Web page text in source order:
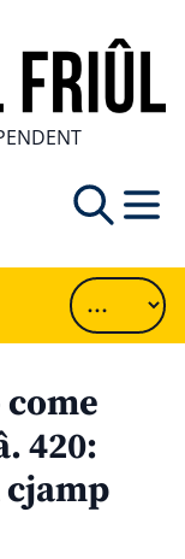
come
420: